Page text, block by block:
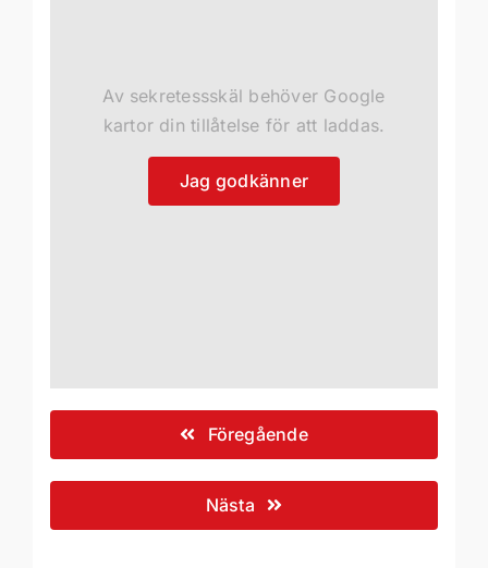
Av sekretessskäl behöver Google
kartor din tillåtelse för att laddas.
Jag godkänner
Föregående
Nästa